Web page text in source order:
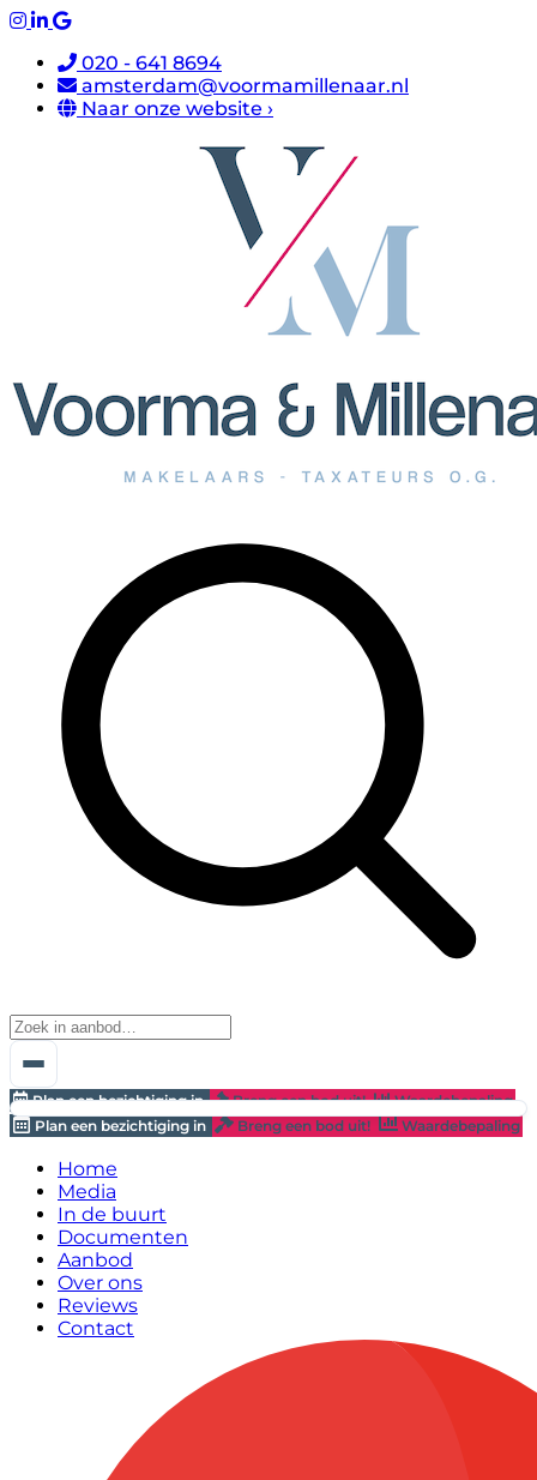
020 - 641 8694
amsterdam@voormamillenaar.nl
Naar onze website ›
Plan een bezichtiging in Breng een bod uit!
Waardebepaling
Plan een bezichtiging in
Breng een bod uit! Waardebepaling
Home
Media
In de buurt
Documenten
Aanbod
Over ons
Reviews
Contact